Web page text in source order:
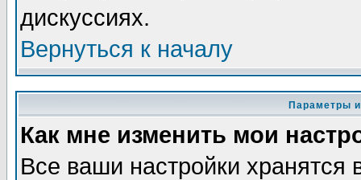
дискуссиях.
Вернуться к началу
Параметры
Как мне изменить мои
Все ваши настройки